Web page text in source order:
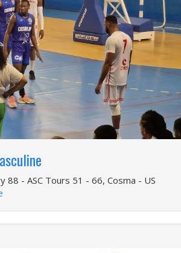
88 - ASC Tours 51 - 66, Cosma - US